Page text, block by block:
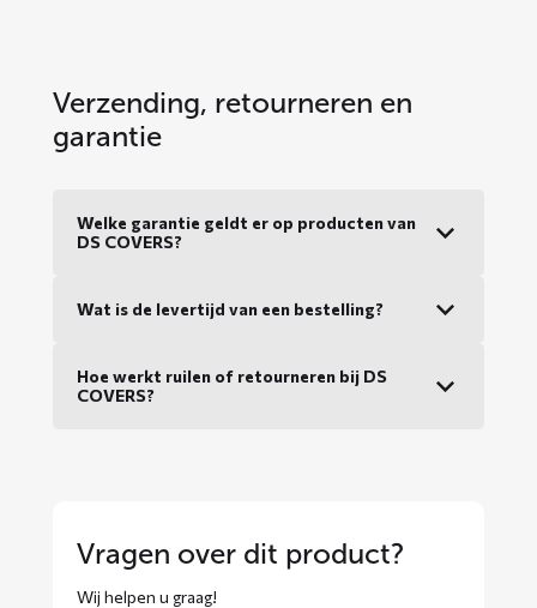
Verzending, retourneren en
garantie
Welke garantie geldt er op producten van
DS COVERS?
Wat is de levertijd van een bestelling?
Hoe werkt ruilen of retourneren bij DS
COVERS?
Vragen over dit product?
Wij helpen u graag!